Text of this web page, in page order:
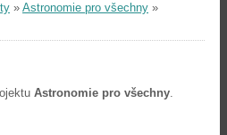
» Astronomie pro všechny »
Astronomie pro všechny.